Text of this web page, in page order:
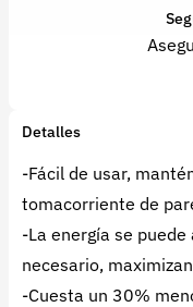
Detalles
-Fácil de usar,
tomacorriente de
-La energía se
necesario,
-Cuesta un 30%